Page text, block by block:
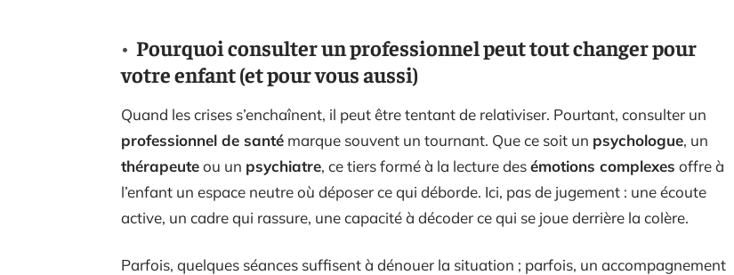
Pourquoi consulter un professionnel peut tout changer pour
votre enfant (et pour vous aussi)
Quand les crises s’enchaînent, il peut être tentant de relativiser. Pourtant, consulter un
professionnel de santé marque souvent un tournant. Que ce soit un psychologue, un
thérapeuteou un psychiatre, ce tiers formé à la lecture desémotions complexes offre à
l’enfant un espace neutre où déposer ce qui déborde. Ici, pas de jugement : une écoute
active, un cadre qui rassure, une capacité à décoder ce qui se joue derrière la colère.
Parfois, quelques séances suffisent à dénouer la situation ; parfois, un accompagnement